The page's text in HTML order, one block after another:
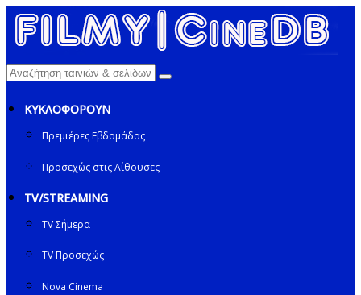
ΚΥΚΛΟΦΟΡΟΥΝ
Πρεμιέρες Εβδομάδας
Προσεχώς στις Αίθουσες
TV/STREAMING
TV Σήμερα
TV Προσεχώς
Nova Cinema